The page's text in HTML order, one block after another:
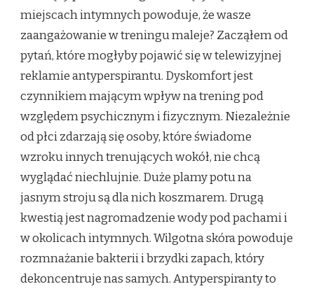
miejscach intymnych powoduje, że wasze
zaangażowanie w treningu maleje? Zacząłem od
pytań, które mogłyby pojawić się w telewizyjnej
reklamie antyperspirantu. Dyskomfort jest
czynnikiem mającym wpływ na trening pod
względem psychicznym i fizycznym. Niezależnie
od płci zdarzają się osoby, które świadome
wzroku innych trenujących wokół, nie chcą
wyglądać niechlujnie. Duże plamy potu na
jasnym stroju są dla nich koszmarem. Drugą
kwestią jest nagromadzenie wody pod pachami i
w okolicach intymnych. Wilgotna skóra powoduje
rozmnażanie bakterii i brzydki zapach, który
dekoncentruje nas samych. Antyperspiranty to